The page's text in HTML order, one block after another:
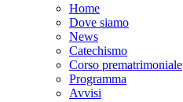
Home
Dove siamo
News
Catechismo
Corso prematrimoniale
Programma
Avvisi